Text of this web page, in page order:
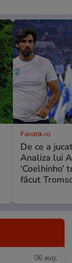
Fanatik.ro
De ce a
Analiza lui
‘Coelhinho’
făcut
06 aug.